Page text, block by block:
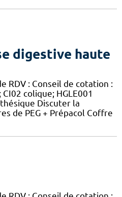
digestive haute
RDV : Conseil de cotation :
colique; HGLE001
Discuter la
de PEG + Prépacol Coffre